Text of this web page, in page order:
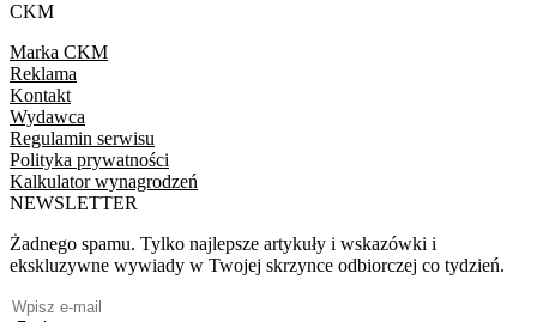
CKM
Marka CKM
Reklama
Kontakt
Wydawca
Regulamin serwisu
Polityka prywatności
Kalkulator wynagrodzeń
NEWSLETTER
Żadnego spamu. Tylko najlepsze artykuły i wskazówki i
ekskluzywne wywiady w Twojej skrzynce odbiorczej co tydzień.